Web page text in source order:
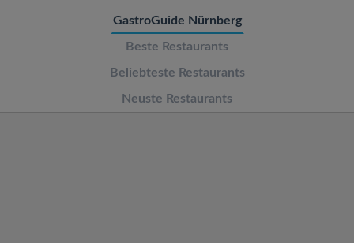
GastroGuide Nürnberg
Beste Restaurants
Beliebteste Restaurants
Neuste Restaurants